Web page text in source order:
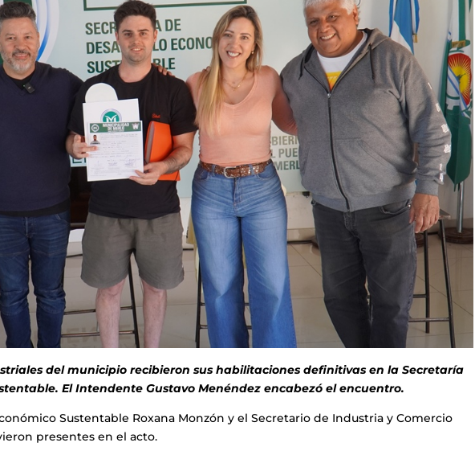
del municipio recibieron sus habilitaciones definitivas en la Secretaría
El Intendente Gustavo Menéndez encabezó el encuentro.
Sustentable Roxana Monzón y el Secretario de Industria y Comercio
presentes en el acto.